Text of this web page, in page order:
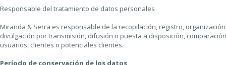
Responsable del tratamiento de datos personales
Miranda & Serra es responsable de la recopilación, registro,
divulgación por transmisión, difusión o puesta a disposición,
usuarios, clientes o potenciales clientes.
Período de conservación de los datos